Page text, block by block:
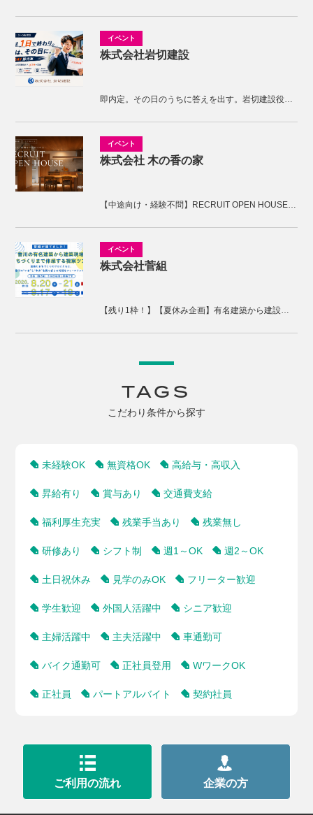
株式会社岩切建設
即内定。その日のうちに答えを出す。岩切建設役員面接
株式会社 木の香の家
【中途向け・経験不問】RECRUIT OPEN HOUSE開催！木の香の家の家づくりを体感しませんか。
株式会社菅組
【残り1枠！】【夏休み企画】有名建築から建設現場、まちづくりまで体感する2days視察ツアー
TAGS
こだわり条件から探す
未経験OK 無資格OK 高給与・高収入
昇給有り 賞与あり 交通費支給
福利厚生充実 残業手当あり 残業無し
研修あり シフト制 週1～OK 週2～OK
土日祝休み 見学のみOK フリーター歓迎
学生歓迎 外国人活躍中 シニア歓迎
主婦活躍中 主夫活躍中 車通勤可
バイク通勤可 正社員登用 WワークOK
正社員 パートアルバイト 契約社員
ご利用の流れ 企業の方